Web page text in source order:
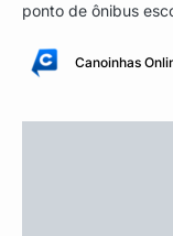
ponto de ônibus
Canoinhas